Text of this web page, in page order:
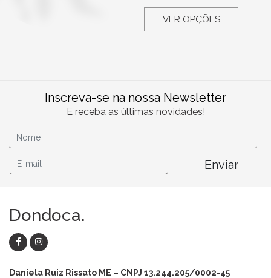
VER OPÇÕES
Inscreva-se na nossa Newsletter
E receba as últimas novidades!
Enviar
Dondoca.
Daniela Ruiz Rissato ME – CNPJ 13.244.205/0002-45